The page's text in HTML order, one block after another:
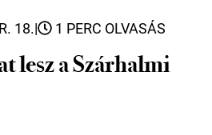
18.| 1 PERC OLVASÁS
lesz a Szárhalmi